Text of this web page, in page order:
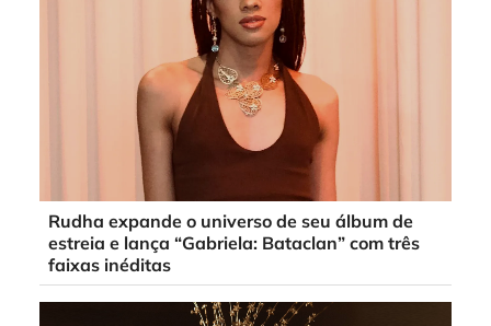
Rudha expande o universo de seu álbum de
estreia e lança “Gabriela: Bataclan” com três
faixas inéditas